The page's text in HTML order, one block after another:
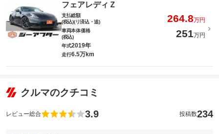
フェアレディＺ
支払総額
(税込)(リ済込・追)
264.8万円
車両本体価格
(税込)
251万円
年式2019年
走行6.5万km
クルマのクチコミ
レビュー総合 3.9 投稿数234